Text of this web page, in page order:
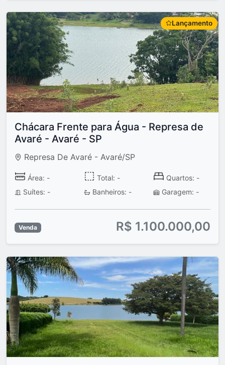
Lançamento
Chácara Frente para Água - Represa de
Avaré - Avaré - SP
Represa De Avaré - Avaré/SP
Área: - Total: -
Quartos: -
Suítes: -
Banheiros: - Garagem: -
Venda R$ 1.100.000,00